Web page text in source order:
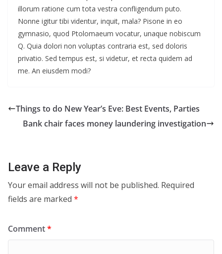
illorum ratione cum tota vestra confligendum puto.
Nonne igitur tibi videntur, inquit, mala? Pisone in eo
gymnasio, quod Ptolomaeum vocatur, unaque nobiscum
Q. Quia dolori non voluptas contraria est, sed doloris
privatio. Sed tempus est, si videtur, et recta quidem ad
me. An eiusdem modi?
Things to do New Year’s Eve: Best Events, Parties
Bank chair faces money laundering investigation
Leave a Reply
Your email address will not be published. Required
fields are marked *
Comment*